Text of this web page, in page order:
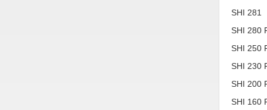
SHI 281
SHI 280
SHI 250
SHI 230
SHI 200
SHI 160